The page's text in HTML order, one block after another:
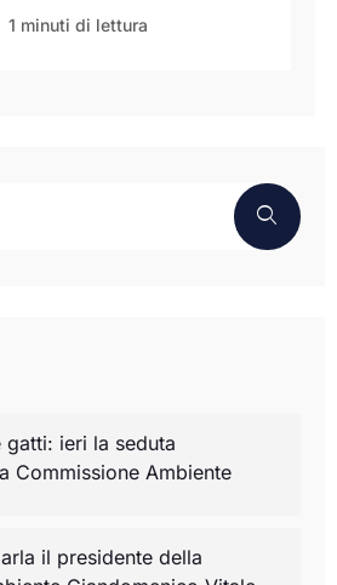
1 minuti di lettura
gatti: ieri la seduta
Commissione Ambiente
il presidente della